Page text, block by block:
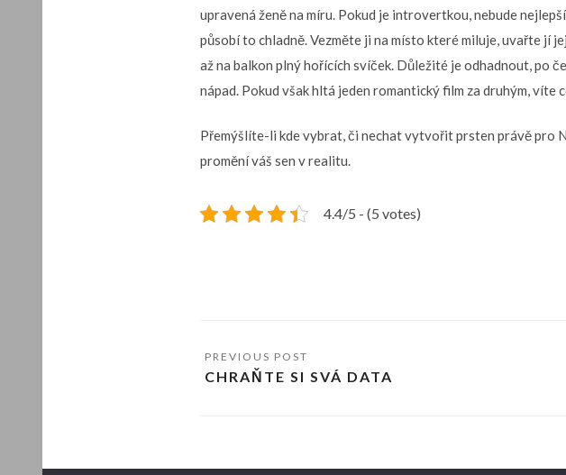
upravená ženě na míru. Pokud je introvertkou, nebude
působí to chladně. Vezměte ji na místo které miluje, uvařte jí
až na balkon plný hořících svíček. Důležité je odhadnout, po
nápad. Pokud však hltá jeden romantický film za druhým, víte
Přemýšlíte-li kde vybrat, či nechat vytvořit prsten právě pro
promění váš sen v realitu.
4.4/5 - (5 votes)
CHRAŇTE SI SVÁ DATA